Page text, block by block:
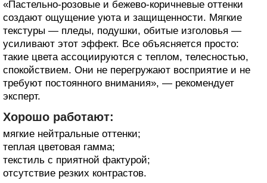
«Пастельно-розовые и бежево-коричневые оттенки
создают ощущение уюта и защищенности. Мягкие
текстуры — пледы, подушки, обитые изголовья —
усиливают этот эффект. Все объясняется просто:
такие цвета ассоциируются с теплом, телесностью,
спокойствием. Они не перегружают восприятие и не
требуют постоянного внимания», — рекомендует
эксперт.
Хорошо работают:
мягкие нейтральные оттенки;
теплая цветовая гамма;
текстиль с приятной фактурой;
отсутствие резких контрастов.